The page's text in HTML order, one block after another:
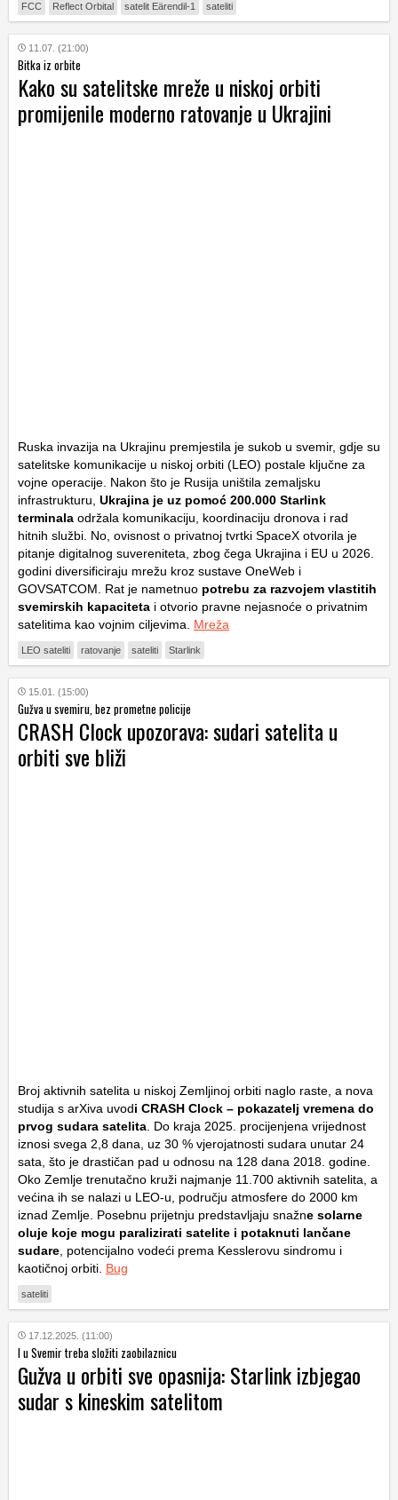
FCC Reflect Orbital satelit Eärendil-1 sateliti
11.07. (21:00)
Bitka iz orbite
Kako su satelitske mreže u niskoj orbiti
promijenile moderno ratovanje u Ukrajini
Ruska invazija na Ukrajinu premjestila je sukob u svemir, gdje su
satelitske komunikacije u niskoj orbiti (LEO) postale ključne za
vojne operacije. Nakon što je Rusija uništila zemaljsku
infrastrukturu, Ukrajina je uz pomoć 200.000 Starlink
terminala održala komunikaciju, koordinaciju dronova i rad
hitnih službi. No, ovisnost o privatnoj tvrtki SpaceX otvorila je
pitanje digitalnog suvereniteta, zbog čega Ukrajina i EU u 2026.
godini diversificiraju mrežu kroz sustave OneWeb i
GOVSATCOM. Rat je nametnuo potrebu za razvojem vlastitih
svemirskih kapaciteta i otvorio pravne nejasnoće o privatnim
satelitima kao vojnim ciljevima. Mreža
LEO sateliti ratovanje sateliti Starlink
15.01. (15:00)
Gužva u svemiru, bez prometne policije
CRASH Clock upozorava: sudari satelita u
orbiti sve bliži
Broj aktivnih satelita u niskoj Zemljinoj orbiti naglo raste, a nova
studija s arXiva uvodi CRASH Clock – pokazatelj vremena do
prvog sudara satelita. Do kraja 2025. procijenjena vrijednost
iznosi svega 2,8 dana, uz 30 % vjerojatnosti sudara unutar 24
sata, što je drastičan pad u odnosu na 128 dana 2018. godine.
Oko Zemlje trenutačno kruži najmanje 11.700 aktivnih satelita, a
većina ih se nalazi u LEO-u, području atmosfere do 2000 km
iznad Zemlje. Posebnu prijetnju predstavljaju snažne solarne
oluje koje mogu paralizirati satelite i potaknuti lančane
sudare, potencijalno vodeći prema Kesslerovu sindromu i
kaotičnoj orbiti. Bug
sateliti
17.12.2025. (11:00)
I u Svemir treba složiti zaobilaznicu
Gužva u orbiti sve opasnija: Starlink izbjegao
sudar s kineskim satelitom